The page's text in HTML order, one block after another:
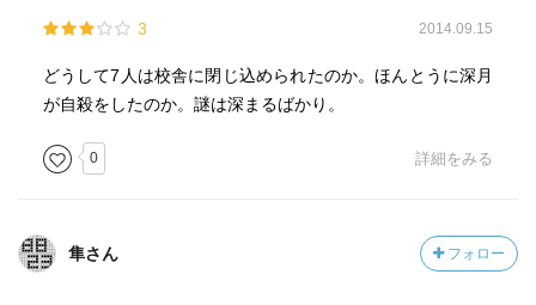
3 2014.09.15
どうして7人は校舎に閉じ込められたのか。ほんとうに深月
が自殺をしたのか。謎は深まるばかり。
0 詳細をみる
隼さん フォロー